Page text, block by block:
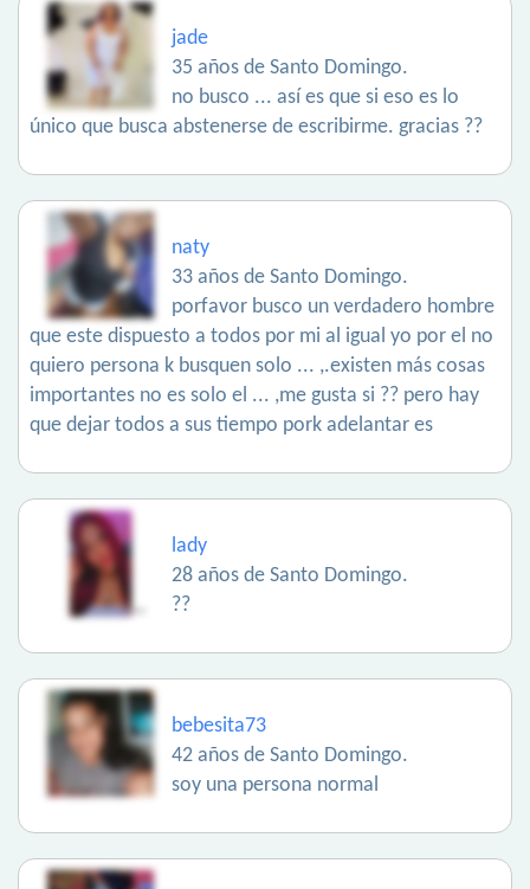
jade
35 años de Santo Domingo.
no busco ... así es que si eso es lo
único que busca abstenerse de escribirme. gracias ??
naty
33 años de Santo Domingo.
porfavor busco un verdadero hombre
que este dispuesto a todos por mi al igual yo por el no
quiero persona k busquen solo ... ,.existen más cosas
importantes no es solo el ... ,me gusta si ?? pero hay
que dejar todos a sus tiempo pork adelantar es
lady
28 años de Santo Domingo.
??
bebesita73
42 años de Santo Domingo.
soy una persona normal